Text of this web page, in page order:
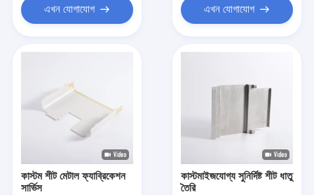
এখন যোগাযোগ এখন যোগাযোগ
কাস্টম শীট মেটাল ফ্যাব্রিকেশন
সার্ভিস
কাস্টমাইজযোগ্য সুনির্দিষ্ট শীট ধাতু
তৈরি